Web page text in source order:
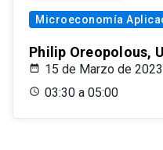
Microeconomía
Philip Oreopolous,
15 de Marzo de 2023
03:30 a 05:00